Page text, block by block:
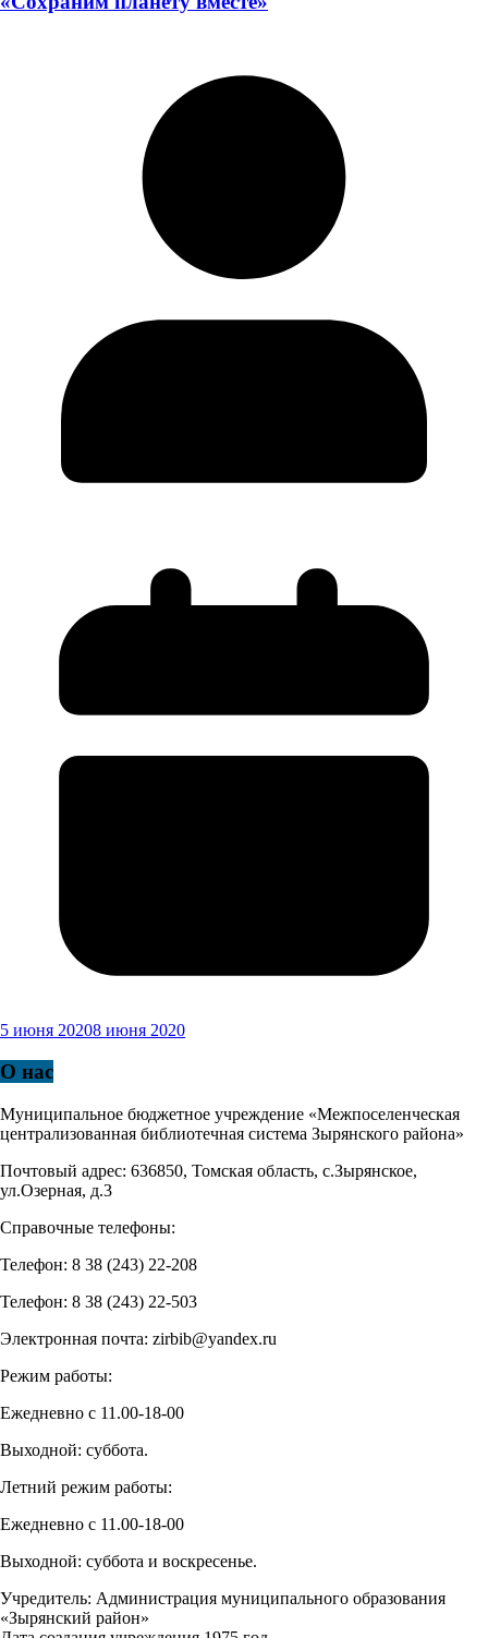
5 июня 20208 июня 2020
О нас
Муниципальное бюджетное учреждение «Межпоселенческая
централизованная библиотечная система Зырянского района»
Почтовый адрес: 636850, Томская область, с.Зырянское,
ул.Озерная, д.3
Справочные телефоны:
Телефон: 8 38 (243) 22-208
Телефон: 8 38 (243) 22-503
Электронная почта: zirbib@yandex.ru
Режим работы:
Ежедневно с 11.00-18-00
Выходной: суббота.
Летний режим работы:
Ежедневно с 11.00-18-00
Выходной: суббота и воскресенье.
Учредитель: Администрация муниципального образования
«Зырянский район»